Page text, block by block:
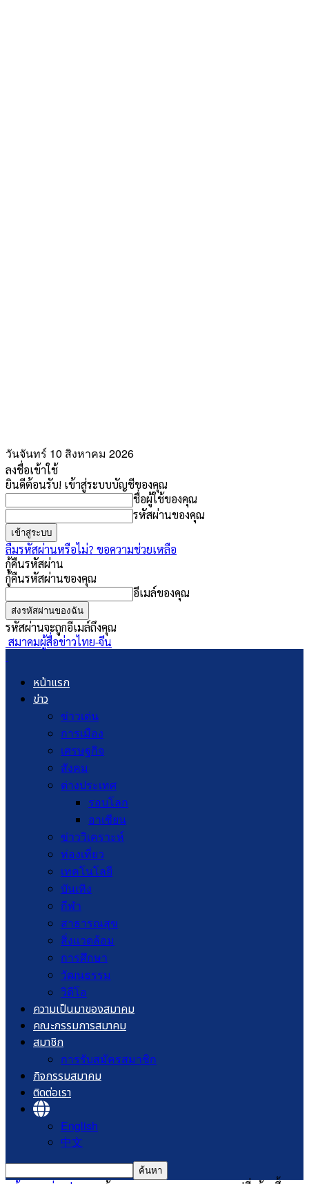
วันจันทร์ 10 สิงหาคม 2026
ลงชื่อเข้าใช้
ยินดีต้อนรับ! เข้าสู่ระบบบัญชีของคุณ
ชื่อผู้ใช้ของคุณ
รหัสผ่านของคุณ
ลืมรหัสผ่านหรือไม่? ขอความช่วยเหลือ
กู้คืนรหัสผ่าน
กู้คืนรหัสผ่านของคุณ
อีเมล์ของคุณ
รหัสผ่านจะถูกอีเมล์ถึงคุณ
สมาคมผู้สื่อข่าวไทย-จีน
หน้าแรก
ข่าว
ข่าวเด่น
การเมือง
เศรษฐกิจ
สังคม
ต่างประเทศ
รอบโลก
อาเซียน
ข่าววิเคราะห์
ท่องเที่ยว
เทคโนโลยี
บันเทิง
กีฬา
สาธารณสุข
สิ่งแวดล้อม
การศึกษา
วัฒนธรรม
วิดีโอ
ความเป็นมาของสมาคม
คณะกรรมการสมาคม
สมาชิก
การรับสมัครสมาชิก
กิจกรรมสมาคม
ติดต่อเรา
English
中文